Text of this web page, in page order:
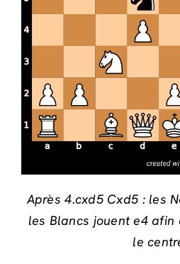
Après 4.cxd5 Cxd5 : les
les Blancs jouent e4 afin
le